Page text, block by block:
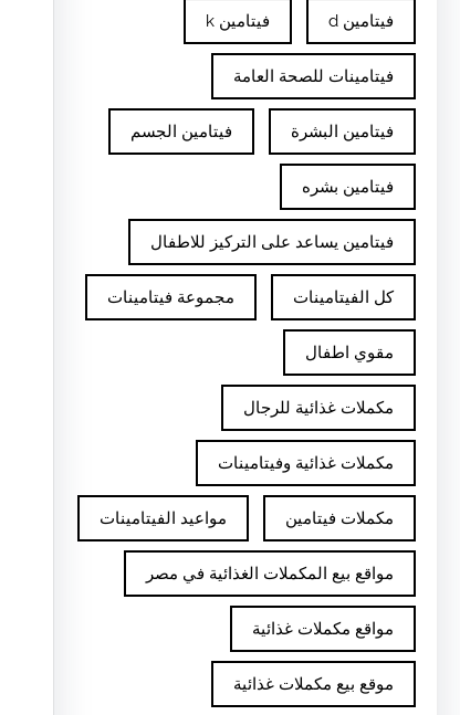
فيتامين d فيتامين k
فيتامينات للصحة العامة
فيتامين البشرة فيتامين الجسم
فيتامين بشره
فيتامين يساعد على التركيز للاطفال
كل الفيتامينات مجموعة فيتامينات
مقوي اطفال
مكملات غذائية للرجال
مكملات غذائية وفيتامينات
مكملات فيتامين مواعيد الفيتامينات
مواقع بيع المكملات الغذائية في مصر
مواقع مكملات غذائية
موقع بيع مكملات غذائية